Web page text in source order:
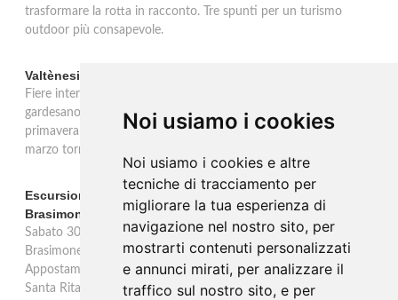
Noi usiamo i cookies
Noi usiamo i cookies e altre
tecniche di tracciamento per
migliorare la tua esperienza di
navigazione nel nostro sito, per
mostrarti contenuti personalizzati
e annunci mirati, per analizzare il
traffico sul nostro sito, e per
trasformare la rotta in racconto. Tre spunti per un turismo
outdoor più consapevole.
Valtènesi: una primavera di eventi tra rosé e Lago di Garda
Fiere internazionali, eventi sul territorio e racconto del rosé
gardesano. Il Consorzio Valtènesi presenta il calendario della
primavera 2026 sulla sponda bresciana del Lago di Garda. Il 23
marzo torna La Prima del Valtènesi per stampa e operatori.
Escursione con appostamento ai Laghi di Suviana e
Brasimone: caccia fotografica alla fauna
Sabato 30 agosto escursione speciale ai Laghi di Suviana e
Brasimone dalle 17 alle 23 per osservare cervi, volpi, lepri e lupi.
Appostamento al crepuscolo nel massimo silenzio. Ritrovo Chiesa
Santa Rita al Brasimone, prenotazione obbligatoria.